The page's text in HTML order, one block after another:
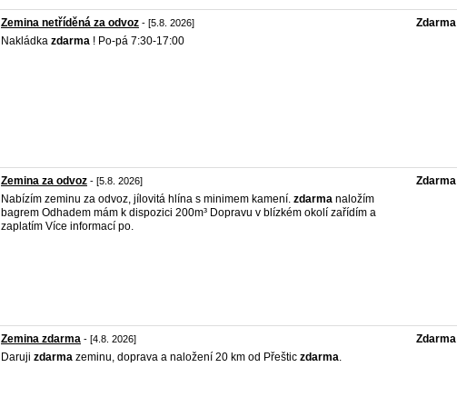
Zemina netříděná za odvoz - [5.8. 2026]
Nakládka zdarma ! Po-pá 7:30-17:00
Zdarma
Zemina za odvoz - [5.8. 2026]
Nabízím zeminu za odvoz, jílovitá hlína s minimem kamení. zdarma naložím
bagrem Odhadem mám k dispozici 200m³ Dopravu v blízkém okolí zařídím a
zaplatím Více informací po.
Zdarma
Zemina zdarma - [4.8. 2026]
Daruji zdarma zeminu, doprava a naložení 20 km od Přeštic zdarma.
Zdarma